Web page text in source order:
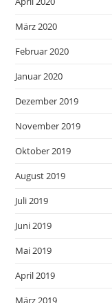
März 2020
Februar 2020
Januar 2020
Dezember 2019
November 2019
Oktober 2019
August 2019
Juli 2019
Juni 2019
Mai 2019
April 2019
März 2019